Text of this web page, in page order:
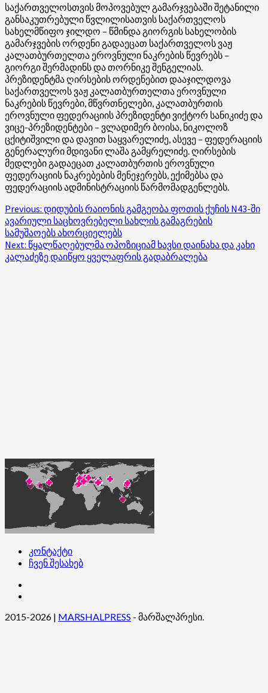
საქართველოსთვის მოპოვებულ გამარჯვებაში შეტანილი
განსაკუთრებული წვლილისათვის საქართველოს
სახელმწიფო ჯილდო – წმინდა გიორგის სახელობის
გამარჯვების ორდენი გადაეცათ საქართველოს ვაჟ
კალათბურთელთა ეროვნული ნაკრების წევრებს –
გიორგი შერმადინს და თორნიკე შენგელიას.
პრეზიდენტმა ღირსების ორდენებით დააჯილდოვა
საქართველოს ვაჟ კალათბურთელთა ეროვნული
ნაკრების წევრები, მწვრთნელები, კალათბურთის
ეროვნული ფედერაციის პრეზიდენტი ვიქტორ სანიკიძე და
ვიცე-პრეზიდენტები – ვლადიმერ ბოისა, ნიკოლოზ
ცქიტიშვილი და დავით საყვარელიძე, ასევე – ფედერაციის
გენერალური მდივანი ლაშა გამყრელიძე. ღირსების
მედლები გადაეცათ კალათბურთის ეროვნული
ფედერაციის ნაკრებების მენეჯერებს, ექიმებსა და
ფედერაციის ადმინისტრაციის წარმომადგენლებს.
Post
navigation
Previous: დიდუბის რაიონის გამგეობა ფოთის ქუჩის N43-ში
ავარიული საცხოვრებელი სახლის გამაგრების
სამუშაოებს ახორციელებს
Next: წყალწაღებულმა ოპოზიციამ ხავსი დაინახა და კახი
კალაძეზე დაიწყო ყველაფრის გადაბრალება
კონტაქტი
ჩვენ შესახებ
2015-2026 | MARSHALPRESS - მარშალპრესი.